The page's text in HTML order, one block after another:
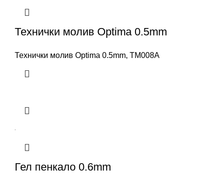
Технички молив Optima 0.5mm
Технички молив Optima 0.5mm, TM008A
Гел пенкало 0.6mm